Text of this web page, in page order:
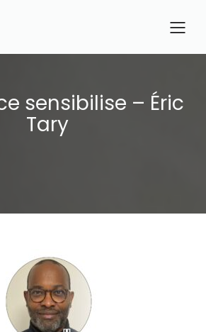
sensibilise – Éric
Tary